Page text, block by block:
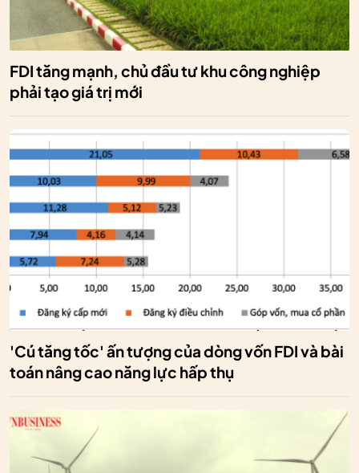
FDI tăng mạnh, chủ đầu tư khu công nghiệp
phải tạo giá trị mới
'Cú tăng tốc' ấn tượng của dòng vốn FDI và bài
toán nâng cao năng lực hấp thụ